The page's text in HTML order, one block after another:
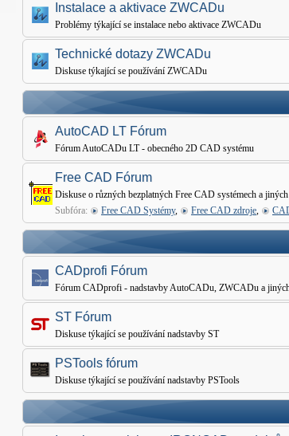
Instalace a aktivace ZWCADu
Problémy týkající se instalace nebo aktivace ZWCADu
Technické dotazy ZWCADu
Diskuse týkající se používání ZWCADu
AutoCAD LT Fórum
Fórum AutoCADu LT - obecného 2D CAD systému
Free CAD Fórum
Diskuse o různých bezplatných Free CAD systémech a
Subfóra:
Free CAD Systémy, Free CAD zdroje,
CADprofi Fórum
Fórum CADprofi - nadstavby AutoCADu, ZWCADu a
ST Fórum
Diskuse týkající se používání nadstavby ST
PSTools fórum
Diskuse týkající se používání nadstavby PSTools